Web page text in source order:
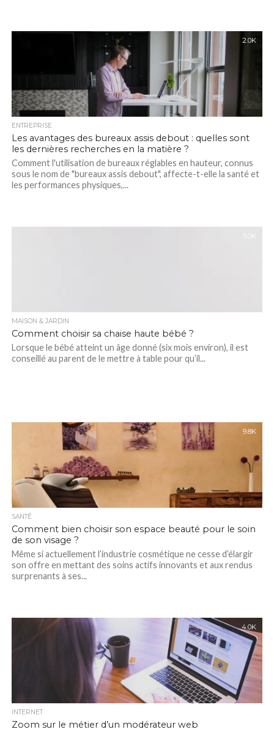
2.0K
ENTREPRISE
Les avantages des bureaux assis debout : quelles sont
les dernières recherches en la matière ?
Comment l'utilisation de bureaux réglables en hauteur, connus
sous le nom de "bureaux assis debout", affecte-t-elle la santé et
les performances physiques,...
5.0K
MAISON & JARDIN
Comment choisir sa chaise haute bébé ?
Lorsque le bébé atteint un âge donné (six mois environ), il est
conseillé au parent de le mettre à table pour qu’il...
9.8K
SANTÉ
Comment bien choisir son espace beauté pour le soin
de son visage ?
Même si actuellement l’industrie cosmétique ne cesse d’élargir
son offre en mettant des soins actifs innovants et aux rendus
surprenants à ses...
4.0K
INTERNET
Zoom sur le métier d’un modérateur web